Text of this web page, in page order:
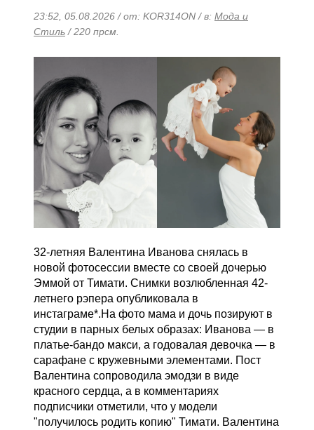
23:52, 05.08.2026 / от: KOR314ON / в: Мода и
Стиль / 220 прсм.
32-летняя Валентина Иванова снялась в
новой фотосессии вместе со своей дочерью
Эммой от Тимати. Снимки возлюбленная 42-
летнего рэпера опубликовала в
инстаграме*.На фото мама и дочь позируют в
студии в парных белых образах: Иванова — в
платье-бандо макси, а годовалая девочка — в
сарафане с кружевными элементами. Пост
Валентина сопроводила эмодзи в виде
красного сердца, а в комментариях
подписчики отметили, что у модели
"получилось родить копию" Тимати. Валентина